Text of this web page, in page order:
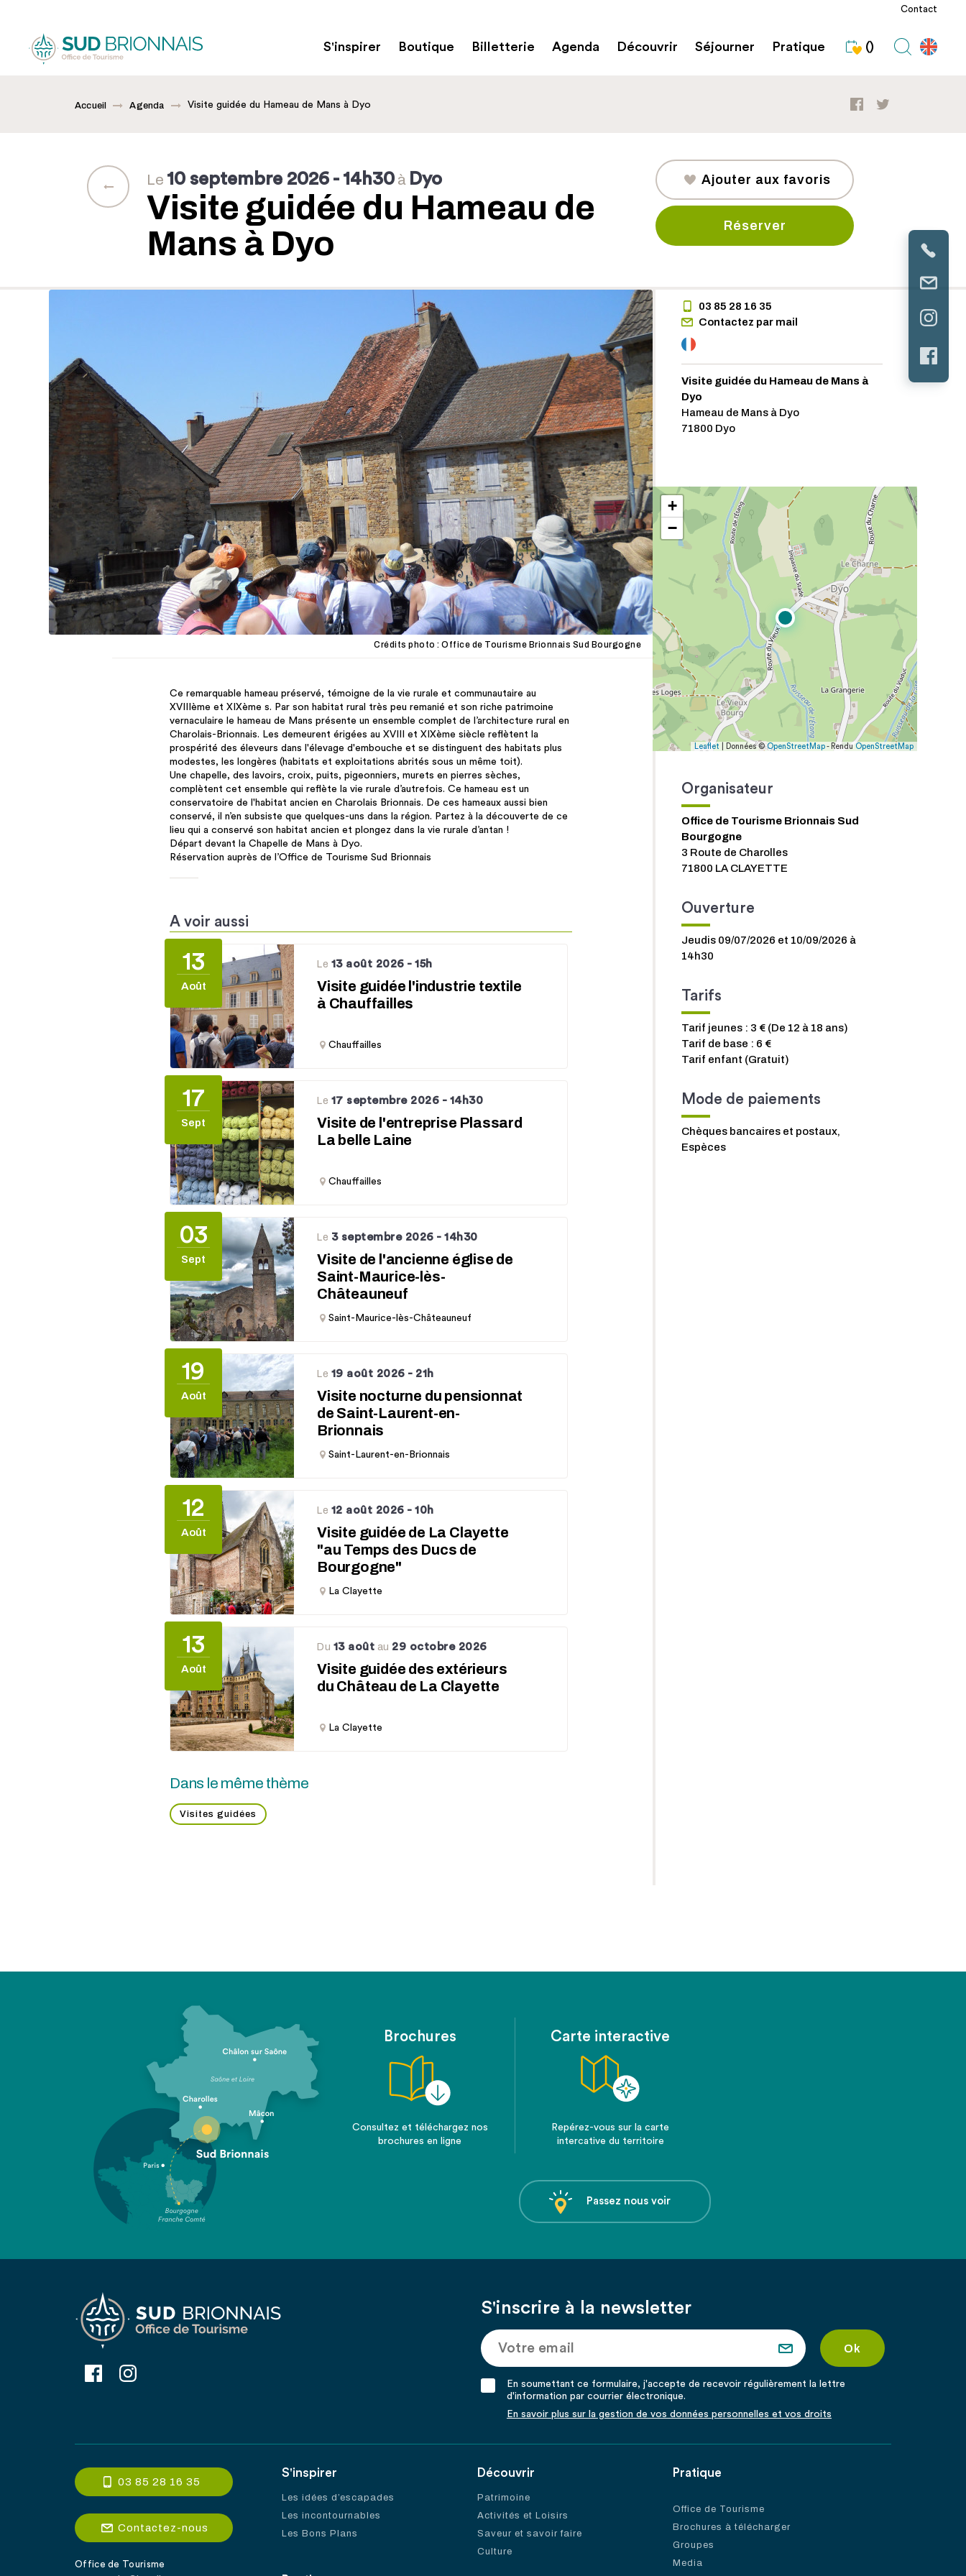
Contact
S'inspirer Boutique Billetterie Agenda Découvrir Séjourner Pratique ()
Accueil Agenda Visite guidée du Hameau de Mans à Dyo
Le 10 septembre 2026 - 14h30 à Dyo
Visite guidée du Hameau de
Mans à Dyo
Ajouter aux favoris
Réserver
Crédits photo : Office de Tourisme Brionnais Sud Bourgogne
Ce remarquable hameau préservé, témoigne de la vie rurale et communautaire au
XVIIIème et XIXème s. Par son habitat rural très peu remanié et son riche patrimoine
vernaculaire le hameau de Mans présente un ensemble complet de l’architecture rural en
Charolais-Brionnais. Les demeurent érigées au XVIII et XIXème siècle reflètent la
prospérité des éleveurs dans l'élevage d'embouche et se distinguent des habitats plus
modestes, les longères (habitats et exploitations abrités sous un même toit).
Une chapelle, des lavoirs, croix, puits, pigeonniers, murets en pierres sèches,
complètent cet ensemble qui reflète la vie rurale d’autrefois. Ce hameau est un
conservatoire de l'habitat ancien en Charolais Brionnais. De ces hameaux aussi bien
conservé, il n’en subsiste que quelques-uns dans la région. Partez à la découverte de ce
lieu qui a conservé son habitat ancien et plongez dans la vie rurale d’antan !
Départ devant la Chapelle de Mans à Dyo.
Réservation auprès de l’Office de Tourisme Sud Brionnais
A voir aussi
13
Août
Le 13 août 2026 - 15h
Visite guidée l'industrie textile
à Chauffailles
Chauffailles
17
Sept
Le 17 septembre 2026 - 14h30
Visite de l'entreprise Plassard
La belle Laine
Chauffailles
03
Sept
Le 3 septembre 2026 - 14h30
Visite de l'ancienne église de
Saint-Maurice-lès-
Châteauneuf
Saint-Maurice-lès-Châteauneuf
19
Août
Le 19 août 2026 - 21h
Visite nocturne du pensionnat
de Saint-Laurent-en-
Brionnais
Saint-Laurent-en-Brionnais
12
Août
Le 12 août 2026 - 10h
Visite guidée de La Clayette
"au Temps des Ducs de
Bourgogne"
La Clayette
13
Août
Du 13 août au 29 octobre 2026
Visite guidée des extérieurs
du Château de La Clayette
La Clayette
Dans le même thème
Visites guidées
03 85 28 16 35
Contactez par mail
Visite guidée du Hameau de Mans à
Dyo
Hameau de Mans à Dyo
71800 Dyo
+
−
Leaflet | Données ©OpenStreetMap- Rendu OpenStreetMap
Organisateur
Office de Tourisme Brionnais Sud
Bourgogne
3 Route de Charolles
71800 LA CLAYETTE
Ouverture
Jeudis 09/07/2026 et 10/09/2026 à
14h30
Tarifs
Tarif jeunes : 3 € (De 12 à 18 ans)
Tarif de base : 6 €
Tarif enfant (Gratuit)
Mode de paiements
Chèques bancaires et postaux,
Espèces
Brochures
Consultez et téléchargez nos
brochures en ligne
Carte interactive
Repérez-vous sur la carte
intercative du territoire
Passez nous voir
S'inscrire à la newsletter
En soumettant ce formulaire, j'accepte de recevoir régulièrement la lettre
d'information par courrier électronique.
En savoir plus sur la gestion de vos données personnelles et vos droits
03 85 28 16 35
Contactez-nous
Office de Tourisme
S'inspirer
Les idées d’escapades
Les incontournables
Les Bons Plans
Découvrir
Patrimoine
Activités et Loisirs
Saveur et savoir faire
Culture
Pratique
Office de Tourisme
Brochures à télécharger
Groupes
Media